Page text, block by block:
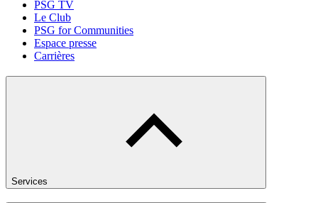
PSG TV
Le Club
PSG for Communities
Espace presse
Carrières
Services